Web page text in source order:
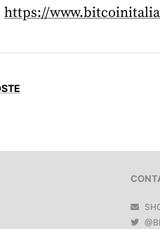
https://